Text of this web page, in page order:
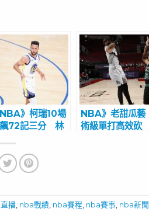
NBA》柯瑞10場
飆72記三分 林
NBA》老甜瓜藝
術級單打高效砍
播 nba戰績 nba賽程 nba賽事 nba新聞